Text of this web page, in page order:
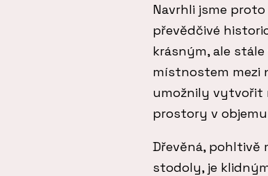
Navrhli jsme
převědčivé
krásným, ale
místnostem mezi
umožnily vytvořit
prostory v
Dřevěná, pohltivě
stodoly, je